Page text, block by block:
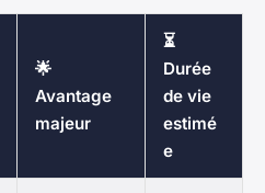
🌟
Avantage
majeur
⏳
Durée
de vie
estimé
e